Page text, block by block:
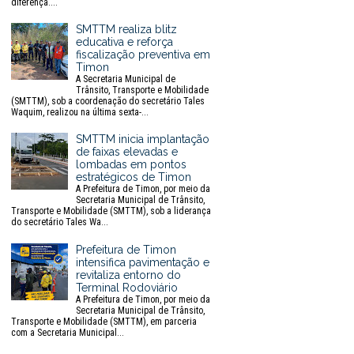
diferença....
SMTTM realiza blitz
educativa e reforça
fiscalização preventiva em
Timon
A Secretaria Municipal de
Trânsito, Transporte e Mobilidade
(SMTTM), sob a coordenação do secretário Tales
Waquim, realizou na última sexta-...
SMTTM inicia implantação
de faixas elevadas e
lombadas em pontos
estratégicos de Timon
A Prefeitura de Timon, por meio da
Secretaria Municipal de Trânsito,
Transporte e Mobilidade (SMTTM), sob a liderança
do secretário Tales Wa...
Prefeitura de Timon
intensifica pavimentação e
revitaliza entorno do
Terminal Rodoviário
A Prefeitura de Timon, por meio da
Secretaria Municipal de Trânsito,
Transporte e Mobilidade (SMTTM), em parceria
com a Secretaria Municipal...